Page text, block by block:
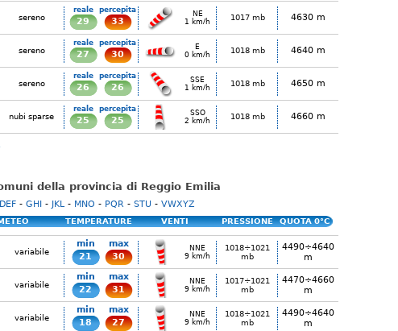
sereno
reale
29
percepita
33
NE
1 km/h
1017 mb 4630 m
sereno
reale
27
percepita
30
E
0 km/h
1018 mb 4640 m
sereno
reale
26
percepita
26
SSE
1 km/h
1018 mb 4650 m
nubi sparse
reale
25
percepita
25
SSO
2 km/h
1018 mb 4660 m
della provincia di Reggio Emilia
DEF- GHI- JKL- MNO - PQR - STU - VWXYZ
TEMPERATURE VENTI PRESSIONE QUOTA 0°C
variabile
min
21
max
30
NNE
9 km/h
1018÷1021
mb
4490÷4640
m
variabile
min
22
max
31
NNE
9 km/h
1017÷1021
mb
4470÷4660
m
variabile
min
18
max
27
NNE
9 km/h
1018÷1021
mb
4490÷4640
m